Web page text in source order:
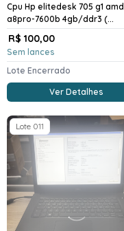
Cpu Hp elitedesk 705 g1 amd
a8pro-7600b 4gb/ddr3 (...
R$ 100,00
Sem lances
Lote Encerrado
Ver Detalhes
Lote 011